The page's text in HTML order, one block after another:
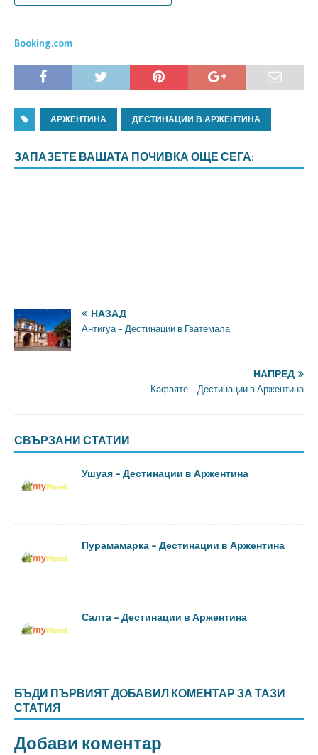
Booking.com
АРЖЕНТИНА ДЕСТИНАЦИИ В АРЖЕНТИНА
ЗАПАЗЕТЕ ВАШАТА ПОЧИВКА ОЩЕ СЕГА:
НАЗАД
Антигуа – Дестинации в Гватемала
НАПРЕД
Кафаяте – Дестинации в Аржентина
СВЪРЗАНИ СТАТИИ
Ушуая – Дестинации в Аржентина
Пурамамарка – Дестинации в Аржентина
Салта – Дестинации в Аржентина
БЪДИ ПЪРВИЯТ ДОБАВИЛ КОМЕНТАР ЗА ТАЗИ
СТАТИЯ
Добави коментар